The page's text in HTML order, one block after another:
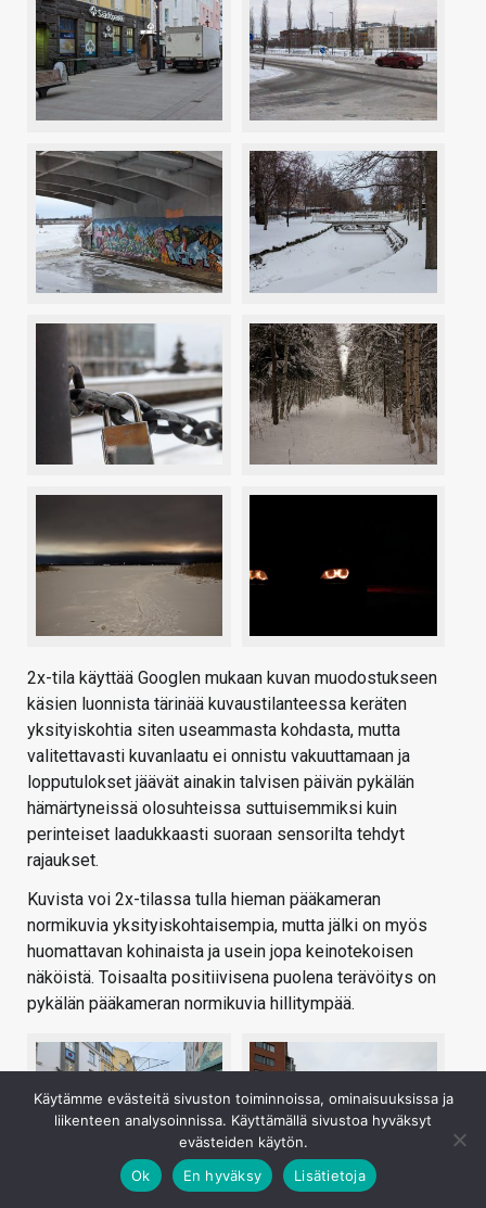
2x-tila käyttää Googlen mukaan kuvan muodostukseen
käsien luonnista tärinää kuvaustilanteessa keräten
yksityiskohtia siten useammasta kohdasta, mutta
valitettavasti kuvanlaatu ei onnistu vakuuttamaan ja
lopputulokset jäävät ainakin talvisen päivän pykälän
hämärtyneissä olosuhteissa suttuisemmiksi kuin
perinteiset laadukkaasti suoraan sensorilta tehdyt
rajaukset.
Kuvista voi 2x-tilassa tulla hieman pääkameran
normikuvia yksityiskohtaisempia, mutta jälki on myös
huomattavan kohinaista ja usein jopa keinotekoisen
näköistä. Toisaalta positiivisena puolena terävöitys on
pykälän pääkameran normikuvia hillitympää.
Käytämme evästeitä sivuston toiminnoissa, ominaisuuksissa ja
liikenteen analysoinnissa. Käyttämällä sivustoa hyväksyt
evästeiden käytön.
Ok
En hyväksy Lisätietoja